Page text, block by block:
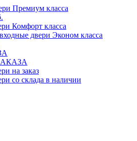
Премиум класса
Комфорт класса
двери Эконом класса
на заказ
со склада в наличии